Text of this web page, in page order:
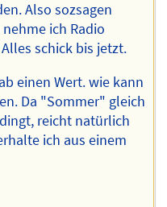
Also sozsagen
ich Radio
schick bis jetzt.
einen Wert. wie kann
Da "Sommer" gleich
reicht natürlich
ich aus einem